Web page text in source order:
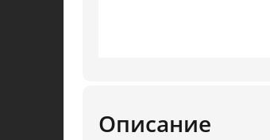
Описание